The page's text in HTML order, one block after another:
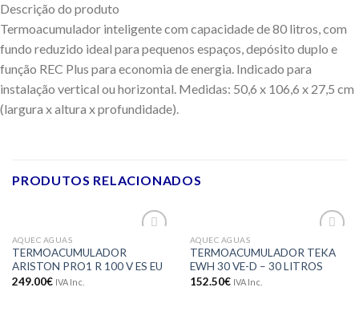
Descrição do produto
Termoacumulador inteligente com capacidade de 80 litros, com
fundo reduzido ideal para pequenos espaços, depósito duplo e
função REC Plus para economia de energia. Indicado para
instalação vertical ou horizontal. Medidas: 50,6 x 106,6 x 27,5 cm
(largura x altura x profundidade).
PRODUTOS RELACIONADOS
aos meus
desejos
AQUEC AGUAS
TERMOACUMULADOR
ARISTON PRO1 R 100 V ES EU
249.00€ IVA Inc.
aos meus
desejos
AQUEC AGUAS
TERMOACUMULADOR TEKA
EWH 30 VE-D – 30 LITROS
152.50€ IVA Inc.